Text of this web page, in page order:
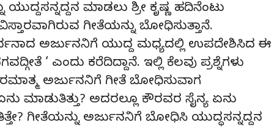
ಯುದ್ದಸನ್ನದ್ದನ ಮಾಡಲು ಶ್ರೀ ಕೃಷ್ಣ ಹದಿನೆಂಟು
ಗೀತೆಯನ್ನು ಬೋಧಿಸುತ್ತಾನೆ.
ಅರ್ಜುನನಿಗೆ ಯುದ್ದ ಮಧ್ಯದಲ್ಲಿ ಉಪದೇಶಿಸಿದ ಈ
‘ ಎಂದು ಕರೆದಿದ್ದಾನೆ. ಇಲ್ಲಿ ಕೆಲವು ಪ್ರಶ್ನೆಗಳು
ಅರ್ಜುನನಿಗೆ ಗೀತೆ ಬೋಧಿಸುವಾಗ
ಮಾಡುತಿತ್ತು? ಅದರಲ್ಲೂ ಕೌರವರ ಸೈನ್ಯ ಏನು
ಗೀತೆಯನ್ನು ಅರ್ಜುನನಿಗೆ ಬೋಧಿಸಿ ಯುದ್ಧಸನ್ನದ್ದನ